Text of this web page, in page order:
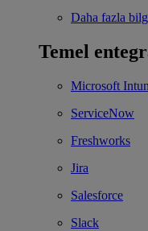
Daha fazla
Temel
Microsoft
ServiceNow
Freshworks
Jira
Salesforce
Slack